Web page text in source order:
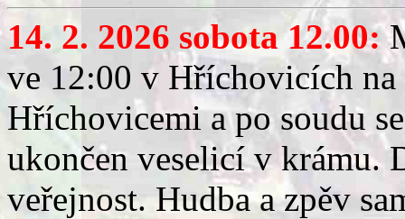
14. 2. 2026 sobota 12.00:
ve 12:00 v Hříchovicích
Hříchovicemi a po soudu
ukončen veselicí v krámu.
veřejnost. Hudba a zpěv